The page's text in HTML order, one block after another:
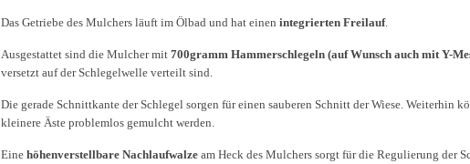
Das Getriebe des Mulchers läuft im Ölbad und hat einen integrierten Freilauf.
Ausgestattet sind die Mulcher mit 700gramm Hammerschlegeln (auf Wunsch auch mit Y-
versetzt auf der Schlegelwelle verteilt sind.
Die gerade Schnittkante der Schlegel sorgen für einen sauberen Schnitt der Wiese. Weiterhin
kleinere Äste problemlos gemulcht werden.
Eine höhenverstellbare Nachlaufwalze am Heck des Mulchers sorgt für die Regulierung der